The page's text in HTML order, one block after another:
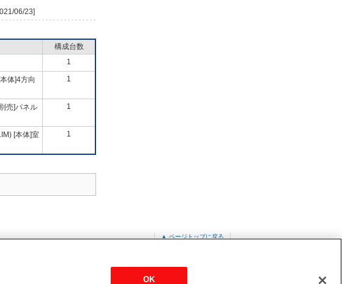
06/23]
構成台数
1
体]4方向
1
売]パネル
1
[本体]室
1
▲ ページトップに戻る
PLP-P160EWF4
OK